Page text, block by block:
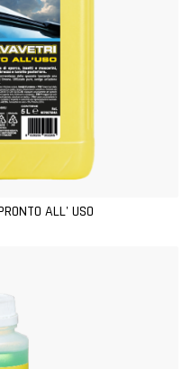
ALL' USO